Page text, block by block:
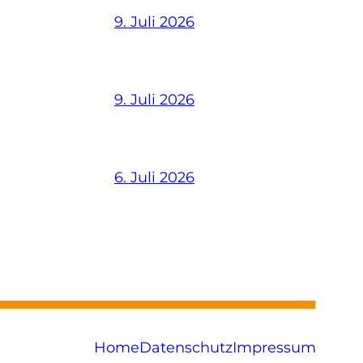
9. Juli 2026
9. Juli 2026
6. Juli 2026
HomeDatenschutzImpressum